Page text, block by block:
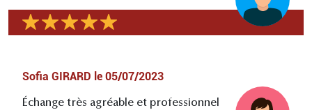
Sofia GIRARD le 05/07/2023
Échange très agréable et professionnel